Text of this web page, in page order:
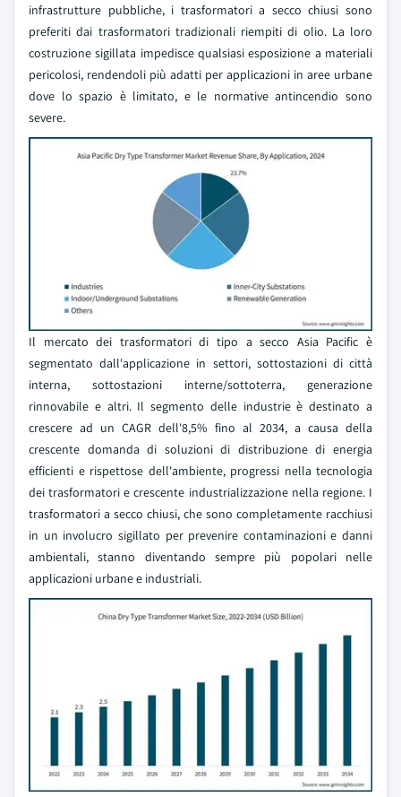
infrastrutture pubbliche, i trasformatori a secco chiusi sono
preferiti dai trasformatori tradizionali riempiti di olio. La loro
costruzione sigillata impedisce qualsiasi esposizione a materiali
pericolosi, rendendoli più adatti per applicazioni in aree urbane
dove lo spazio è limitato, e le normative antincendio sono
severe.
Il mercato dei trasformatori di tipo a secco Asia Pacific è
segmentato dall'applicazione in settori, sottostazioni di città
interna, sottostazioni interne/sottoterra, generazione
rinnovabile e altri. Il segmento delle industrie è destinato a
crescere ad un CAGR dell'8,5% fino al 2034, a causa della
crescente domanda di soluzioni di distribuzione di energia
efficienti e rispettose dell'ambiente, progressi nella tecnologia
dei trasformatori e crescente industrializzazione nella regione. I
trasformatori a secco chiusi, che sono completamente racchiusi
in un involucro sigillato per prevenire contaminazioni e danni
ambientali, stanno diventando sempre più popolari nelle
applicazioni urbane e industriali.